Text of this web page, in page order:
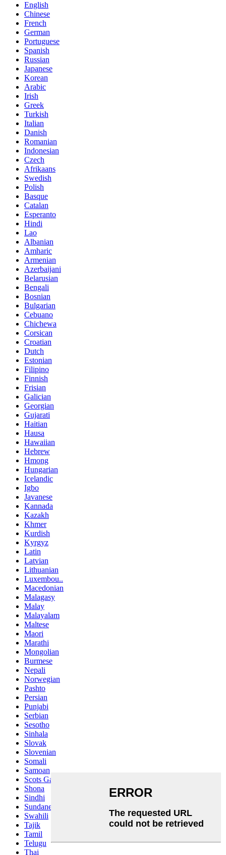
English
Chinese
French
German
Portuguese
Spanish
Russian
Japanese
Korean
Arabic
Irish
Greek
Turkish
Italian
Danish
Romanian
Indonesian
Czech
Afrikaans
Swedish
Polish
Basque
Catalan
Esperanto
Hindi
Lao
Albanian
Amharic
Armenian
Azerbaijani
Belarusian
Bengali
Bosnian
Bulgarian
Cebuano
Chichewa
Corsican
Croatian
Dutch
Estonian
Filipino
Finnish
Frisian
Galician
Georgian
Gujarati
Haitian
Hausa
Hawaiian
Hebrew
Hmong
Hungarian
Icelandic
Igbo
Javanese
Kannada
Kazakh
Khmer
Kurdish
Kyrgyz
Latin
Latvian
Lithuanian
Luxembou..
Macedonian
Malagasy
Malay
Malayalam
Maltese
Maori
Marathi
Mongolian
Burmese
Nepali
Norwegian
Pashto
Persian
Punjabi
Serbian
Sesotho
Sinhala
Slovak
Slovenian
Somali
Samoan
Scots Gaelic
Shona
Sindhi
Sundanese
Swahili
Tajik
Tamil
Telugu
Thai